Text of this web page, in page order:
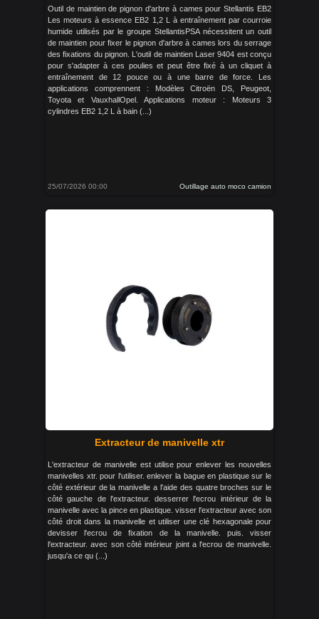
Outil de maintien de pignon d'arbre à cames pour Stellantis EB2
Les moteurs à essence EB2 1,2 L à entraînement par courroie
humide utilisés par le groupe StellantisPSA nécessitent un outil
de maintien pour fixer le pignon d'arbre à cames lors du serrage
des fixations du pignon. L'outil de maintien Laser 9404 est conçu
pour s'adapter à ces poulies et peut être fixé à un cliquet à
entraînement de 12 pouce ou à une barre de force. Les
applications comprennent : Modèles Citroën DS, Peugeot,
Toyota et VauxhallOpel. Applications moteur : Moteurs 3
cylindres EB2 1,2 L à bain (...)
25/07/2026 00:00 Outillage auto moco camion
Extracteur de manivelle xtr
L'extracteur de manivelle est utilise pour enlever les nouvelles
manivelles xtr. pour l'utiliser. enlever la bague en plastique sur le
côté extérieur de la manivelle a l'aide des quatre broches sur le
côté gauche de l'extracteur. desserrer l'ecrou intérieur de la
manivelle avec la pince en plastique. visser l'extracteur avec son
côté droit dans la manivelle et utiliser une clé hexagonale pour
devisser l'ecrou de fixation de la manivelle. puis. visser
l'extracteur. avec son côté intérieur joint a l'ecrou de manivelle.
jusqu'a ce qu (...)